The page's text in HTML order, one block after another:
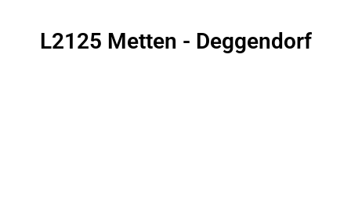
L2125 Metten - Deggendorf